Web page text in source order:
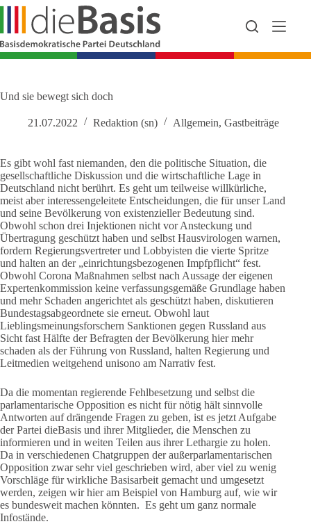
Zum
springen
Und sie bewegt sich doch
21.07.2022 Redaktion (sn) Allgemein, Gastbeiträge
Es gibt wohl fast niemanden, den die politische Situation, die
gesellschaftliche Diskussion und die wirtschaftliche Lage in
Deutschland nicht berührt. Es geht um teilweise willkürliche,
meist aber interessengeleitete Entscheidungen, die für unser Land
und seine Bevölkerung von existenzieller Bedeutung sind.
Obwohl schon drei Injektionen nicht vor Ansteckung und
Übertragung geschützt haben und selbst Hausvirologen warnen,
fordern Regierungsvertreter und Lobbyisten die vierte Spritze
und halten an der „einrichtungsbezogenen Impfpflicht“ fest.
Obwohl Corona Maßnahmen selbst nach Aussage der eigenen
Expertenkommission keine verfassungsgemäße Grundlage haben
und mehr Schaden angerichtet als geschützt haben, diskutieren
Bundestagsabgeordnete sie erneut. Obwohl laut
Lieblingsmeinungsforschern Sanktionen gegen Russland aus
Sicht fast Hälfte der Befragten der Bevölkerung hier mehr
schaden als der Führung von Russland, halten Regierung und
Leitmedien weitgehend unisono am Narrativ fest.
Da die momentan regierende Fehlbesetzung und selbst die
parlamentarische Opposition es nicht für nötig hält sinnvolle
Antworten auf drängende Fragen zu geben, ist es jetzt Aufgabe
der Partei dieBasis und ihrer Mitglieder, die Menschen zu
informieren und in weiten Teilen aus ihrer Lethargie zu holen.
Da in verschiedenen Chatgruppen der außerparlamentarischen
Opposition zwar sehr viel geschrieben wird, aber viel zu wenig
Vorschläge für wirkliche Basisarbeit gemacht und umgesetzt
werden, zeigen wir hier am Beispiel von Hamburg auf, wie wir
es bundesweit machen könnten. Es geht um ganz normale
Infostände.